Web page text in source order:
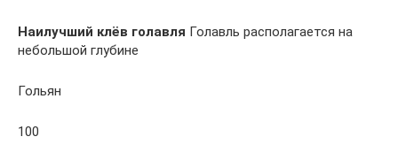
Наилучший клёв голавля Голавль располагается на
небольшой глубине
Гольян
100